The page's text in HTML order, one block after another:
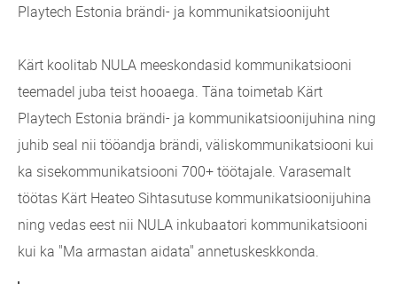
Playtech Estonia brändi- ja kommunikatsioonijuht
Kärt koolitab NULA meeskondasid kommunikatsiooni
teemadel juba teist hooaega. Täna toimetab Kärt
Playtech Estonia brändi- ja kommunikatsioonijuhina ning
juhib seal nii tööandja brändi, väliskommunikatsiooni kui
ka sisekommunikatsiooni 700+ töötajale. Varasemalt
töötas Kärt Heateo Sihtasutuse kommunikatsioonijuhina
ning vedas eest nii NULA inkubaatori kommunikatsiooni
kui ka "Ma armastan aidata" annetuskeskkonda.